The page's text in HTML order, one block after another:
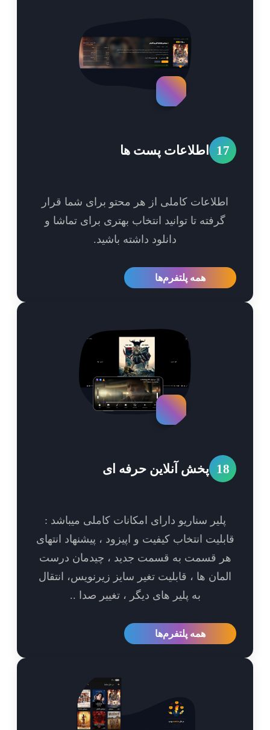
اطلاعات پست ها
کاملی از هر محتو برای شما قرار
گرفته تا توانید انتخاب بهتری برای تماشا و
دانلود داشته باشید.
همه پلتفرم‌ها
پخش آنلاین حرفه ای
پلیر سناریو دارای امکانات کاملی میباشد :
انتخاب کیفیت و اپیزود ، پیشنهاد انتهای
قسمت به قسمت جدید ، چیدمان درست
ها ، قابلیت تغیر سایز زیرنویس، انتقال
به پلیر های دیگر ، تغییر صدا ..
همه پلتفرم‌ها